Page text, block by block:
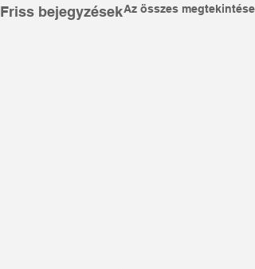
Friss bejegyzésekAz összes megtekintése